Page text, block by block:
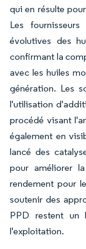
qui en résulte
Les
évolutives des
confirmant la
avec les huiles
génération. Les
l'utilisation
procédé visant
également en
lancé des
pour améliorer
rendement pour
soutenir des
PPD restent
l'exploitation.